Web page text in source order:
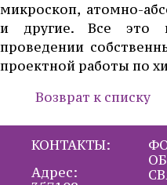
микроскоп, атомно-
и другие. Все это
проведении
проектной работы по
Возврат к списку
КОНТАКТЫ:
Адрес: